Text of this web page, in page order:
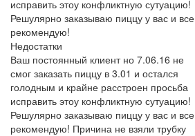
исправить этоу конфликтную сутуацию!
Решулярно заказываю пиццу у вас и все
рекомендую!
Недостатки
Ваш постоянный клиент но 7.06.16 не
смог заказать пиццу в 3.01 и остался
голодным и крайне расстроен просьба
исправить этоу конфликтную сутуацию!
Решулярно заказываю пиццу у вас и все
рекомендую! Причина не взяли трубку